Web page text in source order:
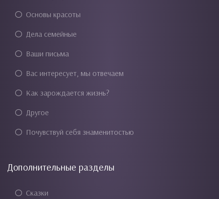
Основы красоты
Дела семейные
Ваши письма
Вас интересует, мы отвечаем
Как зарождается жизнь?
Другое
Почувствуй себя знаменитостью
Дополнительные разделы
Сказки